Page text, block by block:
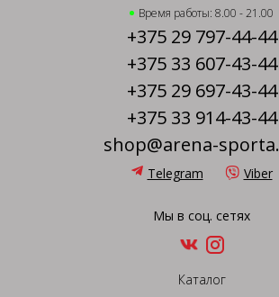
Время работы: 8.00 - 21.00
+375 29 797-44-44
+375 33 607-43-44
+375 29 697-43-44
+375 33 914-43-44
shop@arena-
Telegram Viber
Мы в соц. сетях
Каталог